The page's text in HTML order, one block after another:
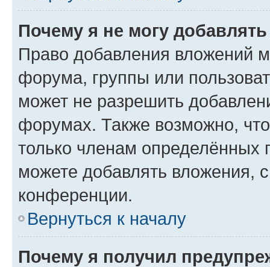
Почему я не могу
Право добавления вложений
форума, группы или
может не разрешить
форумах. Также возможно,
только членам определённых
можете добавлять вложения,
конференции.
Вернуться к началу
Почему я получил